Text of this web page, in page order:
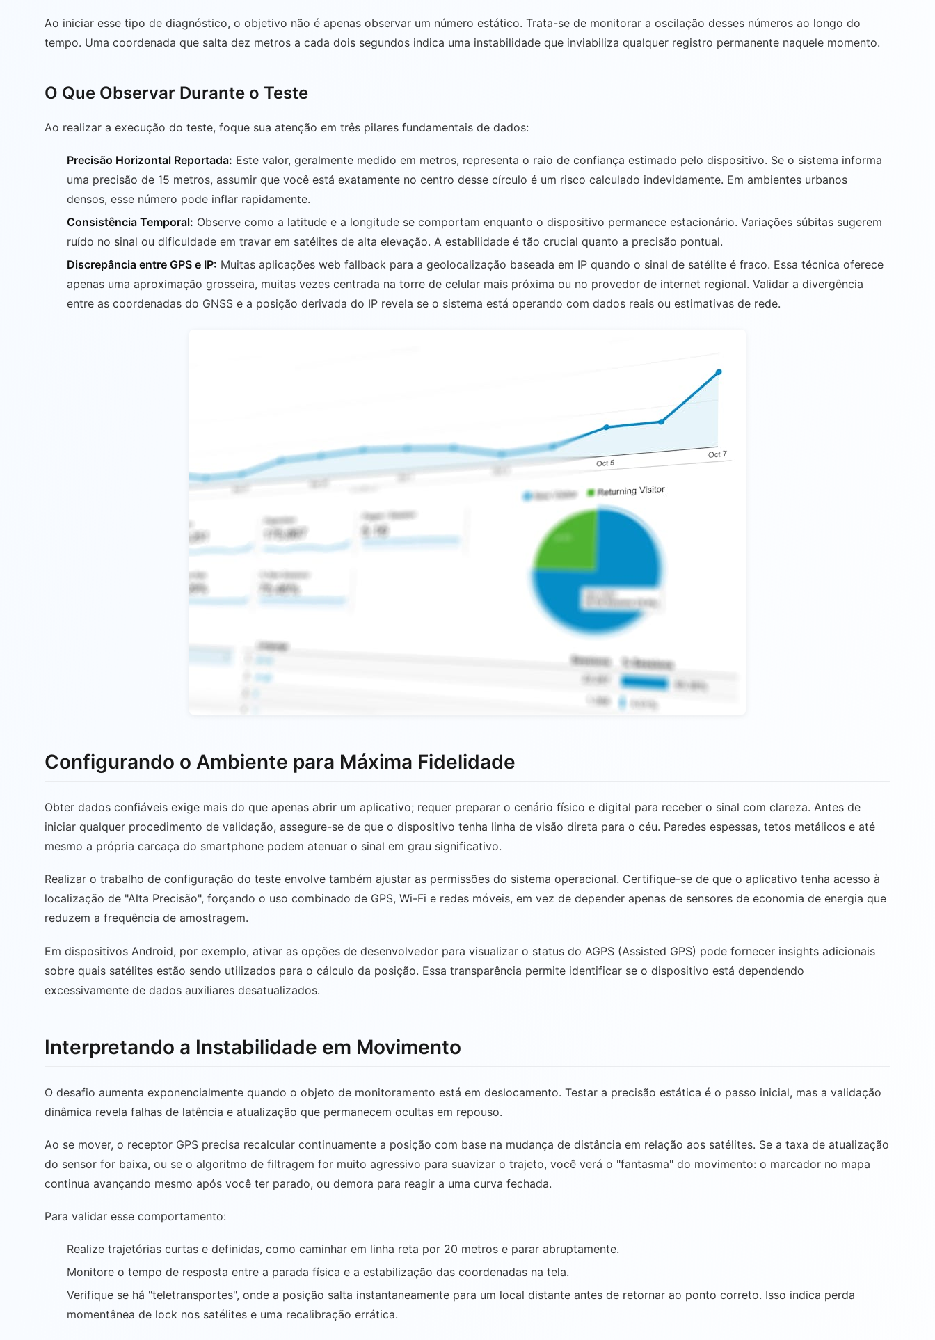
Ao iniciar esse tipo de diagnóstico, o objetivo não é apenas observar um número estático. Trata-se de monitorar a oscilação desses números ao longo do
tempo. Uma coordenada que salta dez metros a cada dois segundos indica uma instabilidade que inviabiliza qualquer registro permanente naquele momento.
O Que Observar Durante o Teste
Ao realizar a execução do teste, foque sua atenção em três pilares fundamentais de dados:
Precisão Horizontal Reportada: Este valor, geralmente medido em metros, representa o raio de confiança estimado pelo dispositivo. Se o sistema informa
uma precisão de 15 metros, assumir que você está exatamente no centro desse círculo é um risco calculado indevidamente. Em ambientes urbanos
densos, esse número pode inflar rapidamente.
Consistência Temporal: Observe como a latitude e a longitude se comportam enquanto o dispositivo permanece estacionário. Variações súbitas sugerem
ruído no sinal ou dificuldade em travar em satélites de alta elevação. A estabilidade é tão crucial quanto a precisão pontual.
Discrepância entre GPS e IP: Muitas aplicações web fallback para a geolocalização baseada em IP quando o sinal de satélite é fraco. Essa técnica oferece
apenas uma aproximação grosseira, muitas vezes centrada na torre de celular mais próxima ou no provedor de internet regional. Validar a divergência
entre as coordenadas do GNSS e a posição derivada do IP revela se o sistema está operando com dados reais ou estimativas de rede.
Configurando o Ambiente para Máxima Fidelidade
Obter dados confiáveis exige mais do que apenas abrir um aplicativo; requer preparar o cenário físico e digital para receber o sinal com clareza. Antes de
iniciar qualquer procedimento de validação, assegure-se de que o dispositivo tenha linha de visão direta para o céu. Paredes espessas, tetos metálicos e até
mesmo a própria carcaça do smartphone podem atenuar o sinal em grau significativo.
Realizar o trabalho de configuração do teste envolve também ajustar as permissões do sistema operacional. Certifique-se de que o aplicativo tenha acesso à
localização de "Alta Precisão", forçando o uso combinado de GPS, Wi-Fi e redes móveis, em vez de depender apenas de sensores de economia de energia que
reduzem a frequência de amostragem.
Em dispositivos Android, por exemplo, ativar as opções de desenvolvedor para visualizar o status do AGPS (Assisted GPS) pode fornecer insights adicionais
sobre quais satélites estão sendo utilizados para o cálculo da posição. Essa transparência permite identificar se o dispositivo está dependendo
excessivamente de dados auxiliares desatualizados.
Interpretando a Instabilidade em Movimento
O desafio aumenta exponencialmente quando o objeto de monitoramento está em deslocamento. Testar a precisão estática é o passo inicial, mas a validação
dinâmica revela falhas de latência e atualização que permanecem ocultas em repouso.
Ao se mover, o receptor GPS precisa recalcular continuamente a posição com base na mudança de distância em relação aos satélites. Se a taxa de atualização
do sensor for baixa, ou se o algoritmo de filtragem for muito agressivo para suavizar o trajeto, você verá o "fantasma" do movimento: o marcador no mapa
continua avançando mesmo após você ter parado, ou demora para reagir a uma curva fechada.
Para validar esse comportamento:
Realize trajetórias curtas e definidas, como caminhar em linha reta por 20 metros e parar abruptamente.
Monitore o tempo de resposta entre a parada física e a estabilização das coordenadas na tela.
Verifique se há "teletransportes", onde a posição salta instantaneamente para um local distante antes de retornar ao ponto correto. Isso indica perda
momentânea de lock nos satélites e uma recalibração errática.